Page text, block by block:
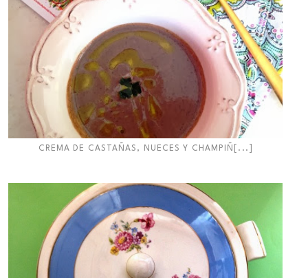
CREMA DE CASTAÑAS, NUECES Y CHAMPIÑ[...]